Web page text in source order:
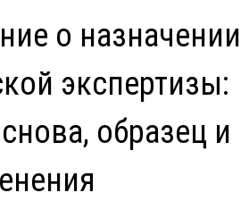
о назначении
экспертизы:
образец и